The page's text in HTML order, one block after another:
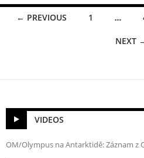
navigation
← PREVIOUS 1 …
NEXT
VIDEOS
OM/Olympus na Antarktidě: Záznam z